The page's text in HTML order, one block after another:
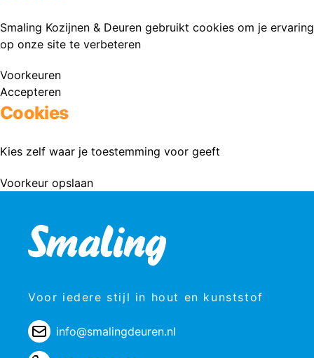
Smaling Kozijnen & Deuren gebruikt cookies om je ervaring
op onze site te verbeteren
Voorkeuren
Accepteren
Cookies
Kies zelf waar je toestemming voor geeft
Voorkeur opslaan
Voor iedere stijl in hout en kunststof
info@smalingdeuren.nl